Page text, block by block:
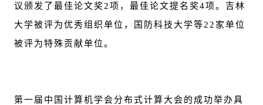
议颁发了最佳论文奖2项，最佳论文提名奖4项。吉林
大学被评为优秀组织单位，国防科技大学等22家单位
被评为特殊贡献单位。
第一届中国计算机学会分布式计算大会的成功举办具